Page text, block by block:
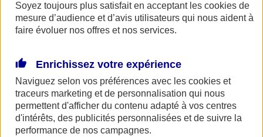
Fermer le bandeau d'alerte
Soyez toujours plus satisfait en acceptant les cookies de
mesure d’audience et d’avis utilisateurs qui nous aident à
faire évoluer nos offres et nos services.
Enrichissez votre expérience
Naviguez selon vos préférences avec les cookies et
traceurs marketing et de personnalisation qui nous
permettent d'afficher du contenu adapté à vos centres
d'intérêts, des publicités personnalisées et de suivre la
performance de nos campagnes.